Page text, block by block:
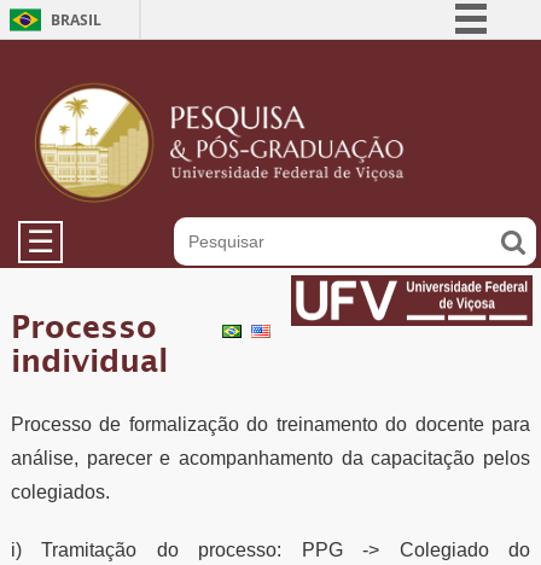
BRASIL
Participe
Acesso à informação
Legislação
☰
Processo
individual
Processo de formalização do treinamento do docente para
análise, parecer e acompanhamento da capacitação pelos
colegiados.
i) Tramitação do processo: PPG -> Colegiado do